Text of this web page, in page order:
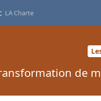
LA Charte
de